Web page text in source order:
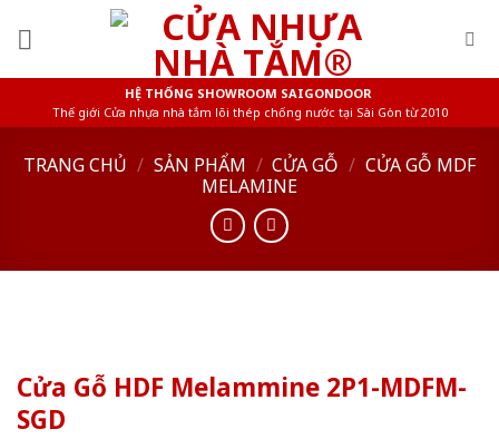
HỆ THỐNG SHOWROOM SAIGONDOOR
Thế giới Cửa nhựa nhà tắm lõi thép chống nước tại Sài Gòn từ 2010
TRANG CHỦ / SẢN PHẨM / CỬA GỖ / CỬA GỖ MDF
MELAMINE
Cửa Gỗ HDF Melammine 2P1-MDFM-
SGD